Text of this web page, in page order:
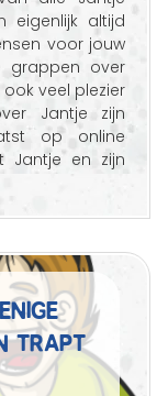
eigenlijk altijd
voor jouw
grappen over
veel plezier
Jantje zijn
op online
Jantje en zijn
trapt